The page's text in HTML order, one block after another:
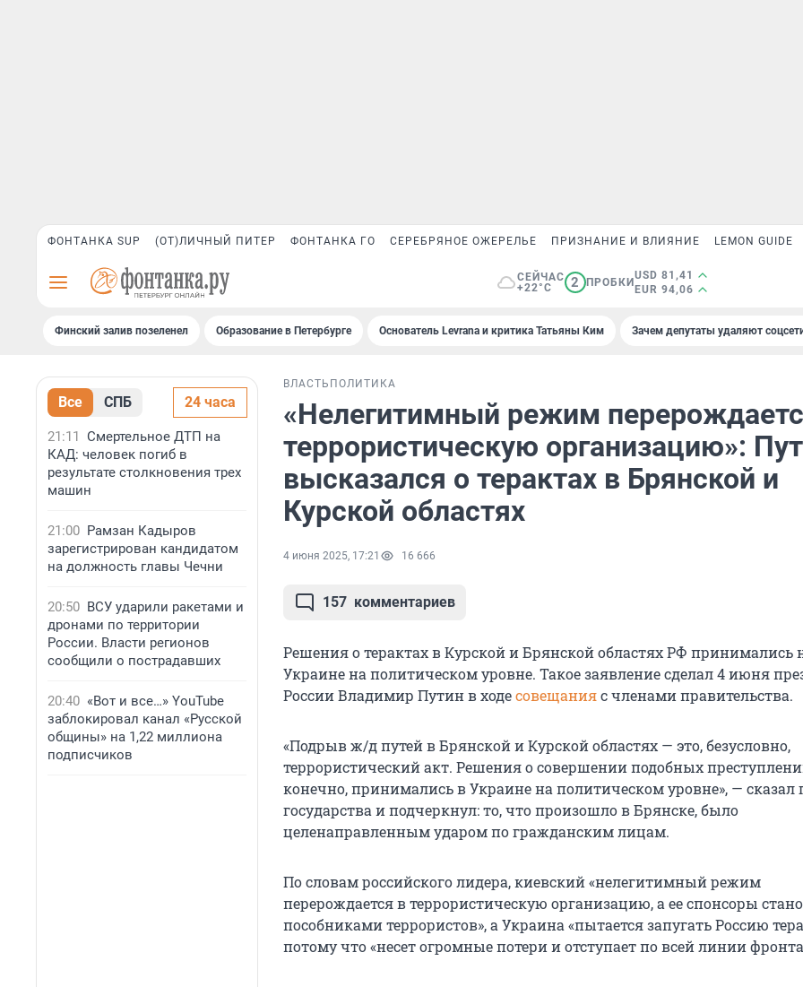
ФОНТАНКА SUP (ОТ)ЛИЧНЫЙ ПИТЕР ФОНТАНКА ГО СЕРЕБРЯНОЕ ОЖЕРЕЛЬЕ ПРИЗНАНИЕ И ВЛИЯНИЕ LEMON GUIDE
СЕЙЧАС
+22°C
2 ПРОБКИ
USD 81,41
EUR 94,06
Финский залив позеленел Образование в Петербурге Основатель Levrana и критика Татьяны Ким Зачем депутаты удаляют
Все СПБ 24 часа
21:11 Смертельное ДТП на
КАД: человек погиб в
результате столкновения трех
машин
21:00 Рамзан Кадыров
зарегистрирован кандидатом
на должность главы Чечни
20:50 ВСУ ударили ракетами и
дронами по территории
России. Власти регионов
сообщили о пострадавших
20:40 «Вот и все…» YouTube
заблокировал канал «Русской
общины» на 1,22 миллиона
подписчиков
ВЛАСТЬ ПОЛИТИКА
«Нелегитимный режим
террористическую организацию»:
высказался о терактах в Брянской и
Курской областях
4 июня 2025, 17:21 16 666
157 комментариев
Решения о терактах в Курской и Брянской областях РФ принимались
Украине на политическом уровне. Такое заявление сделал 4 июня
России Владимир Путин в ходесовещанияс членами правительства.
«Подрыв ж/д путей в Брянской и Курской областях — это, безусловно,
террористический акт. Решения о совершении подобных
конечно, принимались в Украине на политическом уровне», — сказал
государства и подчеркнул: то, что произошло в Брянске, было
целенаправленным ударом по гражданским лицам.
По словам российского лидера, киевский «нелегитимный режим
перерождается в террористическую организацию, а ее спонсоры
пособниками террористов», а Украина «пытается запугать Россию
потому что «несет огромные потери и отступает по всей линии